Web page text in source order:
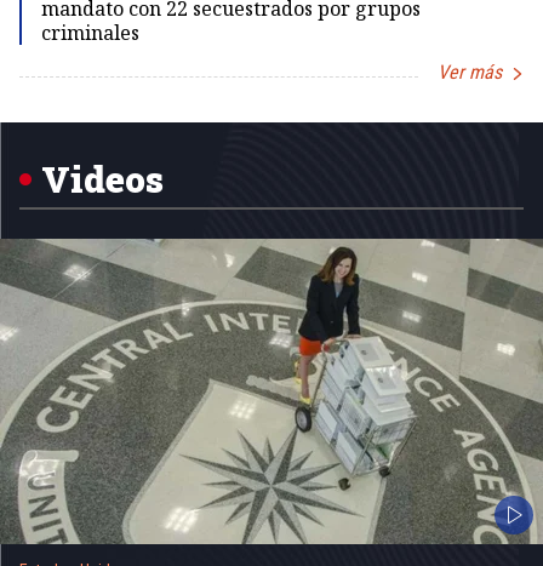
mandato con 22 secuestrados por grupos
criminales
Ver más
Videos